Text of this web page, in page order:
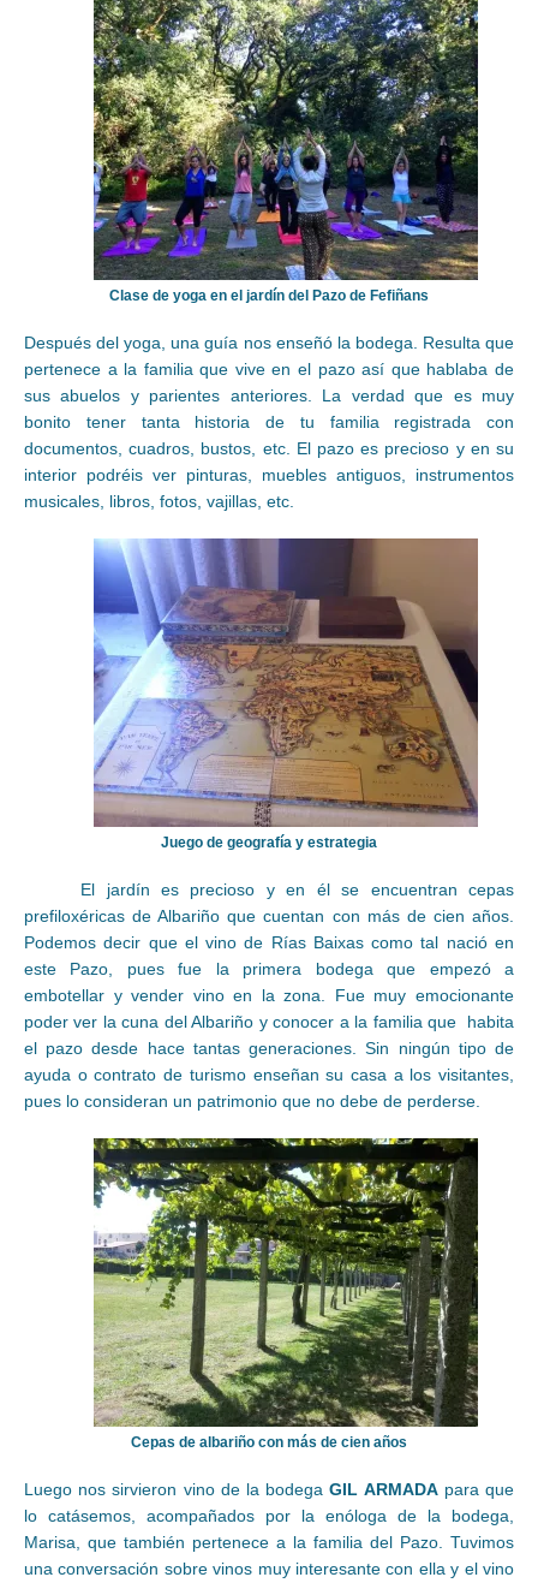
Clase de yoga en el jardín del Pazo de Fefiñans
Después del yoga, una guía nos enseñó la bodega. Resulta que
pertenece a la familia que vive en el pazo así que hablaba de
sus abuelos y parientes anteriores. La verdad que es muy
bonito tener tanta historia de tu familia registrada con
documentos, cuadros, bustos, etc. El pazo es precioso y en su
interior podréis ver pinturas, muebles antiguos, instrumentos
musicales, libros, fotos, vajillas, etc.
Juego de geografía y estrategia
El jardín es precioso y en él se encuentran cepas
prefiloxéricas de Albariño que cuentan con más de cien años.
Podemos decir que el vino de Rías Baixas como tal nació en
este Pazo, pues fue la primera bodega que empezó a
embotellar y vender vino en la zona. Fue muy emocionante
poder ver la cuna del Albariño y conocer a la familia que habita
el pazo desde hace tantas generaciones. Sin ningún tipo de
ayuda o contrato de turismo enseñan su casa a los visitantes,
pues lo consideran un patrimonio que no debe de perderse.
Cepas de albariño con más de cien años
Luego nos sirvieron vino de la bodegaGIL ARMADApara que
lo catásemos, acompañados por la enóloga de la bodega,
Marisa, que también pertenece a la familia del Pazo. Tuvimos
una conversación sobre vinos muy interesante con ella y el vino